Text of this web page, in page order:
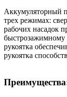
Аккумуляторный
трех режимах:
рабочих насадок
быстрозажимному
рукоятка
рукоятка